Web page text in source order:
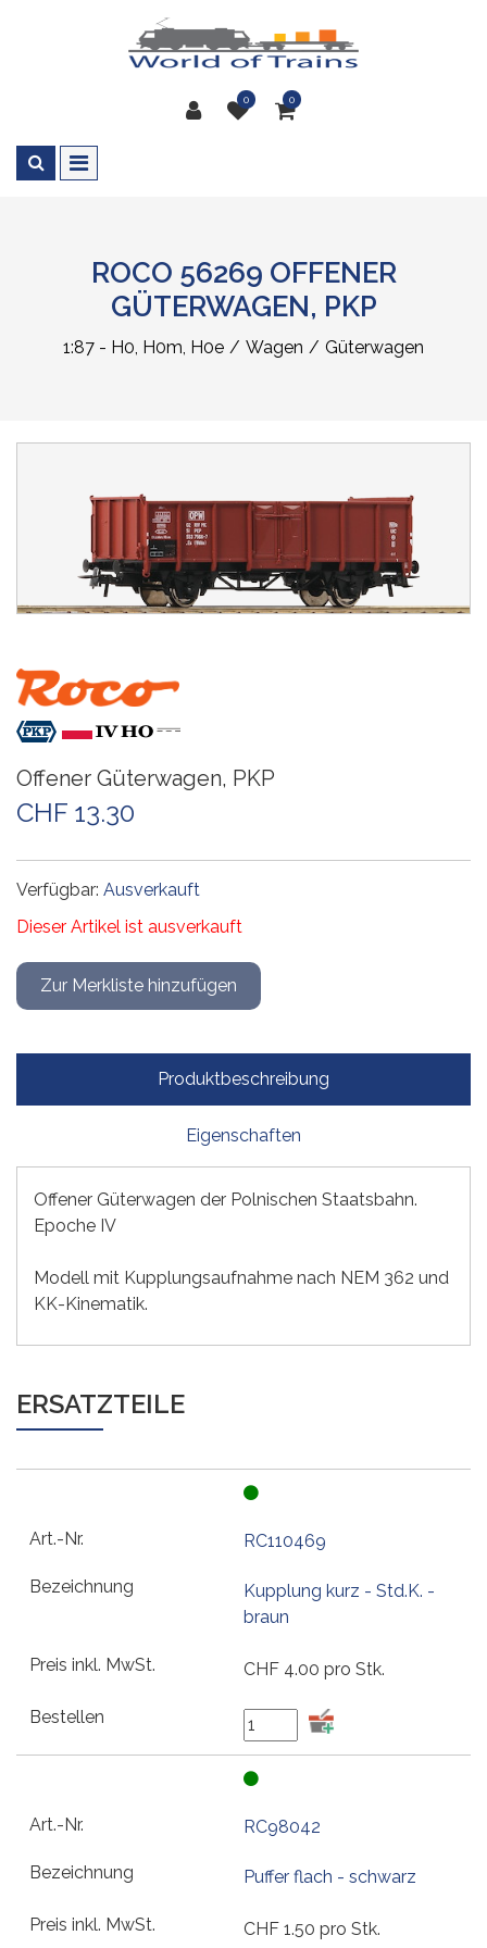
0 0
ROCO 56269 OFFENER
GÜTERWAGEN, PKP
1:87 - H0, H0m, H0e Wagen Güterwagen
Offener Güterwagen, PKP
CHF 13.30
Verfügbar: Ausverkauft
Dieser Artikel ist ausverkauft
Produktbeschreibung
Eigenschaften
Offener Güterwagen der Polnischen Staatsbahn.
Epoche IV
Modell mit Kupplungsaufnahme nach NEM 362 und
KK-Kinematik.
ERSATZTEILE
RC110469
Kupplung kurz - Std.K. -
braun
CHF 4.00 pro Stk.
RC98042
Puffer flach - schwarz
CHF 1.50 pro Stk.